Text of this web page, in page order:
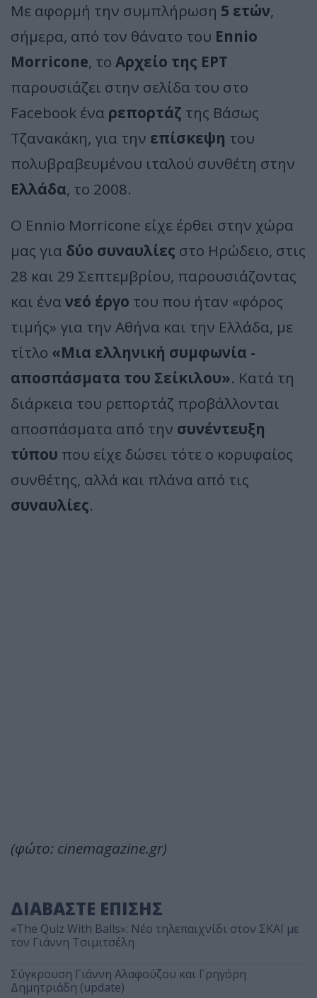
Με αφορμή την συμπλήρωση 5 ετών,
σήμερα, από τον θάνατο του Ennio
Morricone, το Αρχείο της ΕΡΤ
παρουσιάζει στην σελίδα του στο
Facebook ένα ρεπορτάζ της Βάσως
Τζανακάκη, για την επίσκεψη του
πολυβραβευμένου ιταλού συνθέτη στην
Ελλάδα, το 2008.
Ο Ennio Morricone είχε έρθει στην χώρα
μας για δύο συναυλίες στο Ηρώδειο, στις
28 και 29 Σεπτεμβρίου, παρουσιάζοντας
και ένα νεό έργο του που ήταν «φόρος
τιμής» για την Αθήνα και την Ελλάδα, με
τίτλο «Μια ελληνική συμφωνία -
αποσπάσματα του Σείκιλου». Κατά τη
διάρκεια του ρεπορτάζ προβάλλονται
αποσπάσματα από την συνέντευξη
τύπου που είχε δώσει τότε ο κορυφαίος
συνθέτης, αλλά και πλάνα από τις
συναυλίες.
(φώτο: cinemagazine.gr)
ΔΙΑΒΑΣΤΕ ΕΠΙΣΗΣ
«The Quiz With Balls»: Νέο τηλεπαιχνίδι στον ΣΚΑΪ με
τον Γιάννη Τσιμιτσέλη
Σύγκρουση Γιάννη Αλαφούζου και Γρηγόρη
Δημητριάδη (update)